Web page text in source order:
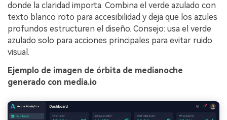
donde la claridad importa. Combina el verde azulado con
texto blanco roto para accesibilidad y deja que los azules
profundos estructuren el diseño. Consejo: usa el verde
azulado solo para acciones principales para evitar ruido
visual.
Ejemplo de imagen de órbita de medianoche
generado con media.io